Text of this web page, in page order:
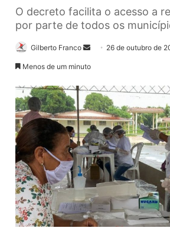
O decreto facilita o acesso a
por parte de todos os
Gilberto Franco
d
e
u
m
e
-
a
i
l
26 de outubro de
Menos de um minuto